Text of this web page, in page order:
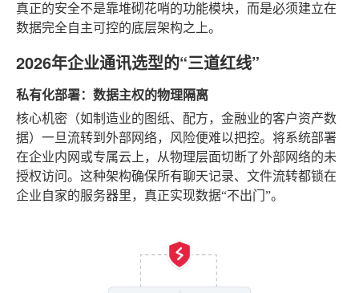
真正的安全不是靠堆砌花哨的功能模块，而是必须建立在
数据完全自主可控的底层架构之上。
2026年企业通讯选型的“三道红线”
私有化部署：数据主权的物理隔离
核心机密（如制造业的图纸、配方，金融业的客户资产数
据）一旦流转到外部网络，风险便难以把控。将系统部署
在企业内网或专属云上，从物理层面切断了外部网络的未
授权访问。这种架构确保所有聊天记录、文件流转都锁在
企业自家的服务器里，真正实现数据“不出门”。